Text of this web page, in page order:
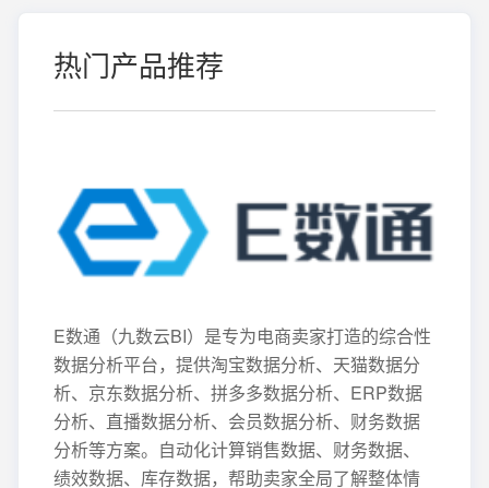
热门产品推荐
E数通（九数云BI）是专为电商卖家打造的综合性
数据分析平台，提供淘宝数据分析、天猫数据分
析、京东数据分析、拼多多数据分析、ERP数据
分析、直播数据分析、会员数据分析、财务数据
分析等方案。自动化计算销售数据、财务数据、
绩效数据、库存数据，帮助卖家全局了解整体情